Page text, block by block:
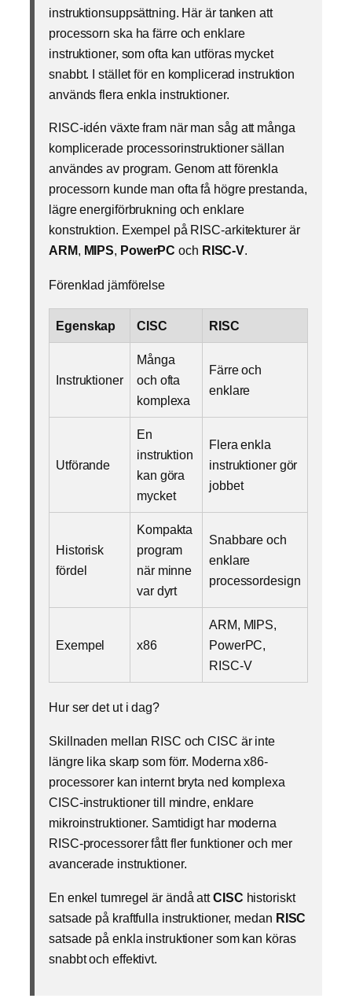
instruktionsuppsättning. Här är tanken att
processorn ska ha färre och enklare
instruktioner, som ofta kan utföras mycket
snabbt. I stället för en komplicerad instruktion
används flera enkla instruktioner.
RISC-idén växte fram när man såg att många
komplicerade processorinstruktioner sällan
användes av program. Genom att förenkla
processorn kunde man ofta få högre prestanda,
lägre energiförbrukning och enklare
konstruktion. Exempel på RISC-arkitekturer är
ARM, MIPS, PowerPC och RISC-V.
Förenklad jämförelse
Egenskap CISC RISC
Instruktioner
Många
och ofta
komplexa
Färre och
enklare
Utförande
En
instruktion
kan göra
mycket
Flera enkla
instruktioner gör
jobbet
Historisk
fördel
Kompakta
program
när minne
var dyrt
Snabbare och
enklare
processordesign
Exempel x86
ARM, MIPS,
PowerPC,
RISC-V
Hur ser det ut i dag?
Skillnaden mellan RISC och CISC är inte
längre lika skarp som förr. Moderna x86-
processorer kan internt bryta ned komplexa
CISC-instruktioner till mindre, enklare
mikroinstruktioner. Samtidigt har moderna
RISC-processorer fått fler funktioner och mer
avancerade instruktioner.
En enkel tumregel är ändå attCISC historiskt
satsade på kraftfulla instruktioner, medan RISC
satsade på enkla instruktioner som kan köras
snabbt och effektivt.